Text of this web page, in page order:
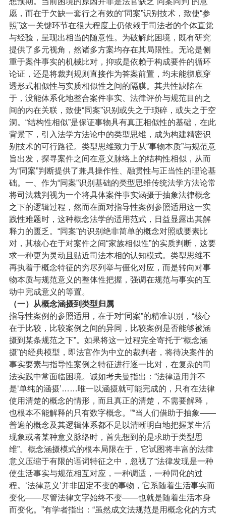
愿，而在于欠缺一套行之有效的“同案”识别技术，致使“参
照”这一关键环节在很大程度上仍依赖于司法者的个体直觉
与经验，呈现出相当的随意性。为破解此困境，既有研究
提供了多元视角，然诸多方案均存在其局限性。无论是侧
重于案件事实的机械比对，抑或是依赖于构成要件的循环
论证，还是将裁判规则直接作为答案前置，均未能彻底穿
透形式相似性与实质相似性之间的隔膜。其共性缺陷在
于，没能体系化地整合案件事实、法律评价与规范目的之
间的内在关联，致使“同案”识别或失之于琐碎，或失之于空
洞。“结构性相似”是保证事物具有真正相似性的基础，在此
背景下，引入法学方法论中的类型思维，成为构建精密识
别技术的可行路径。类型思维致力于从“事物本质”与规范意
旨出发，探寻案件之间在意义脉络上的结构性相似，从而
为“同案”判断提供了兼具操作性、融贯性与正当性的理论基
础。 一、作为“同案”识别基础的类型思维传统法学方法论常
将司法裁判视为一个将具体案件事实涵摄于抽象法律概念
之下的逻辑过程，然而在面对指导性案例参照适用这一实
践性难题时，这种概念法学的适用范式，日益显露出其解
释力的匮乏。“同案”的识别绝非简单的概念对照或要素比
对，其核心在于对案件之间“家族相似性”的实质判断，这要
求一种更为灵动且贴近司法本相的认知模式。类型思维不
再执着于概念特征的穷尽列举与僵化对应，而是转向对事
物本质与规范意义的整体性把握，强调在规范与事实的互
动中完成意义的等置。
（一）
从概念涵摄到类型归属
指导性案例的参照适用，在于对“同案”的精准识别，“核心
在于比较，比较案例之间的异同，比较案例是否能够被涵
摄到某条规范之下”。如果将这一过程完全寄托于“概念涵
摄”的经典模型，即法官作为中立的裁判者，将待决案件的
事实要素与指导性案例之特征进行逐一比对，在复杂的司
法实践中常面临困境。诚如考夫曼指出：“法律适用并不
是‘单纯的涵摄’……唯一以涵摄就可能完成的，只有在法律
使用清楚的概念的情形，而且真正的清楚，不需要解释，
也根本不能解释的只有数字概念。”“当人们借助于抽象——
普遍的概念及其逻辑体系都不足以清晰明白地把握某生活
现象或者某种意义脉络时，首先想到的是求助于类型思
维”。概念涵摄模式的根本局限在于，它试图将丰富的法律
意义压缩于有限的语词特征之中，忽视了“法律发现是一种
使生活事实与规范相互对应，一种调适，一种同化的过
程。‘法律意义’并非固定不变的事物，它系随着生活事实而
变化——尽管法律文字始终不变——也就是随着生活本身
而变化。”有学者指出：“虽然成文法规范是用概念化的方式